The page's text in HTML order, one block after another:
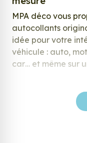
MPA déco vous
autocollants
idée pour votre
véhicule : auto,
car… et même sur
répondre à vos
notre large